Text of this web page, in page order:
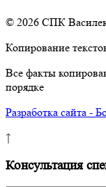
© 2026 СПК
Копирование
Все факты
порядке
Разработка сайта -
↑
Консультация